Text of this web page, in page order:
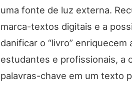
uma fonte de luz externa.
marca-textos digitais e a
danificar o “livro” enriquecem
estudantes e profissionais, a
palavras-chave em um texto